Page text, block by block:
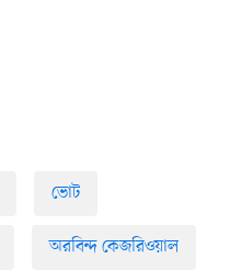
ভোট
অরবিন্দ কেজরিওয়াল